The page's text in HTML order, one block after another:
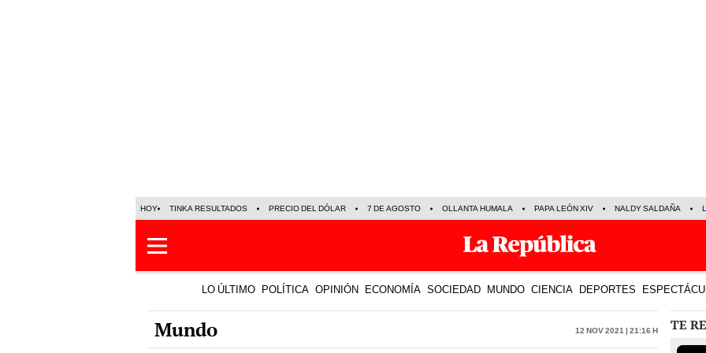
HOY TINKA RESULTADOS PRECIO DEL DÓLAR 7 DE AGOSTO OLLANTA HUMALA PAPA LEÓN XIV NALDY SALDAÑA
LO ÚLTIMO POLÍTICA OPINIÓN ECONOMÍA SOCIEDAD MUNDO CIENCIA DEPORTES
Mundo 12 Nov 2021 | 21:16 h TE